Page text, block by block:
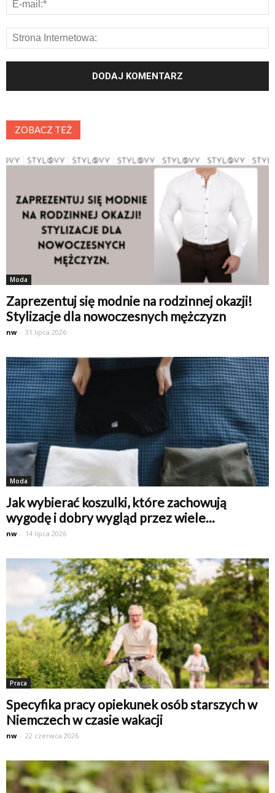
ZOBACZ TEŻ
Moda
Zaprezentuj się modnie na rodzinnej okazji!
Stylizacje dla nowoczesnych mężczyzn
nw - 31 lipca 2026
Moda
Jak wybierać koszulki, które zachowują
wygodę i dobry wygląd przez wiele...
nw - 14 lipca 2026
Praca
Specyfika pracy opiekunek osób starszych w
Niemczech w czasie wakacji
nw - 22 czerwca 2026